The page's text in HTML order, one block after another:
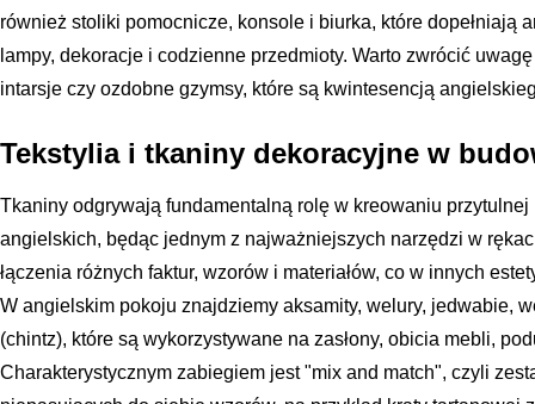
również stoliki pomocnicze, konsole i biurka, które dopełniają
lampy, dekoracje i codzienne przedmioty. Warto zwrócić
intarsje czy ozdobne gzymsy, które są kwintesencją
Tekstylia i tkaniny dekoracyjne w
Tkaniny odgrywają fundamentalną rolę w kreowaniu
angielskich, będąc jednym z najważniejszych narzędzi w
łączenia różnych faktur, wzorów i materiałów, co w innych
W angielskim pokoju znajdziemy aksamity, welury, jedwabie,
(chintz), które są wykorzystywane na zasłony, obicia mebli,
Charakterystycznym zabiegiem jest "mix and match", czyli